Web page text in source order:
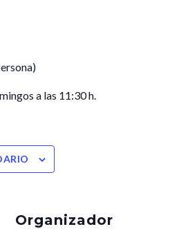
a las 11:30 h.
Organizador